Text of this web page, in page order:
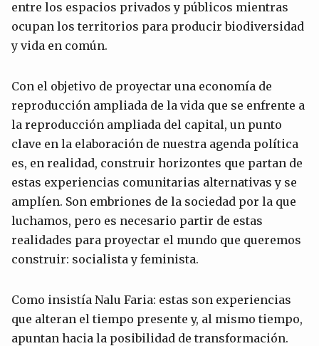
entre los espacios privados y públicos mientras
ocupan los territorios para producir biodiversidad
y vida en común.
Con el objetivo de proyectar una economía de
reproducción ampliada de la vida que se enfrente a
la reproducción ampliada del capital, un punto
clave en la elaboración de nuestra agenda política
es, en realidad, construir horizontes que partan de
estas experiencias comunitarias alternativas y se
amplíen. Son embriones de la sociedad por la que
luchamos, pero es necesario partir de estas
realidades para proyectar el mundo que queremos
construir: socialista y feminista.
Como insistía Nalu Faria: estas son experiencias
que alteran el tiempo presente y, al mismo tiempo,
apuntan hacia la posibilidad de transformación.